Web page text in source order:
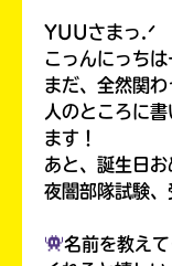
YUUさまっ.ᐟ
こっんにっちは
まだ、全然関
人のところに
ます！
あと、誕生日
夜闇部隊試験
名前を教え